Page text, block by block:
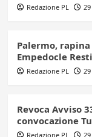
Redazione PL
Palermo,
Empedocle
Redazione PL
Revoca Avviso
convocazione
Redazione PL